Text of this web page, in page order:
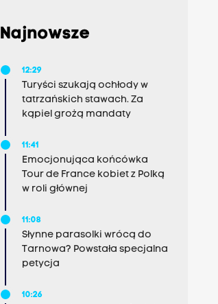
Najnowsze
12:29
Turyści szukają ochłody w
tatrzańskich stawach. Za
kąpiel grożą mandaty
11:41
Emocjonująca końcówka
Tour de France kobiet z Polką
w roli głównej
11:08
Słynne parasolki wrócą do
Tarnowa? Powstała specjalna
petycja
10:26